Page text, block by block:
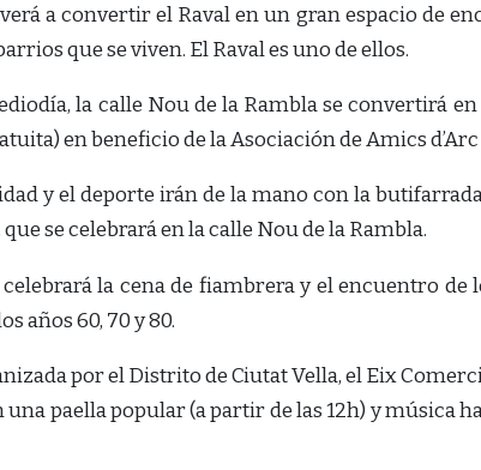
a convertir el Raval en un gran espacio de
que se viven. El Raval es uno de ellos.
la calle Nou de la Rambla se convertirá
en beneficio de la Asociación de Amics d’Arc
y el deporte irán de la mano con la
se celebrará en la calle Nou de la Rambla.
la cena de fiambrera y el encuentro
años 60, 70 y 80.
por el Distrito de Ciutat Vella, el Eix
paella popular (a partir de las 12h) y música